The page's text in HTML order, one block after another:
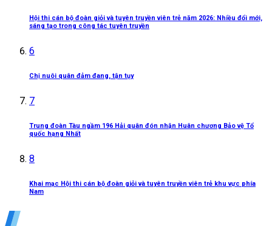
Hội thi cán bộ đoàn giỏi và tuyên truyền viên trẻ năm 2026: Nhiều đổi mới,
sáng tạo trong công tác tuyên truyền
6
Chị nuôi quân đảm đang, tận tụy
7
Trung đoàn Tàu ngầm 196 Hải quân đón nhận Huân chương Bảo vệ Tổ
quốc hạng Nhất
8
Khai mạc Hội thi cán bộ đoàn giỏi và tuyên truyền viên trẻ khu vực phía
Nam